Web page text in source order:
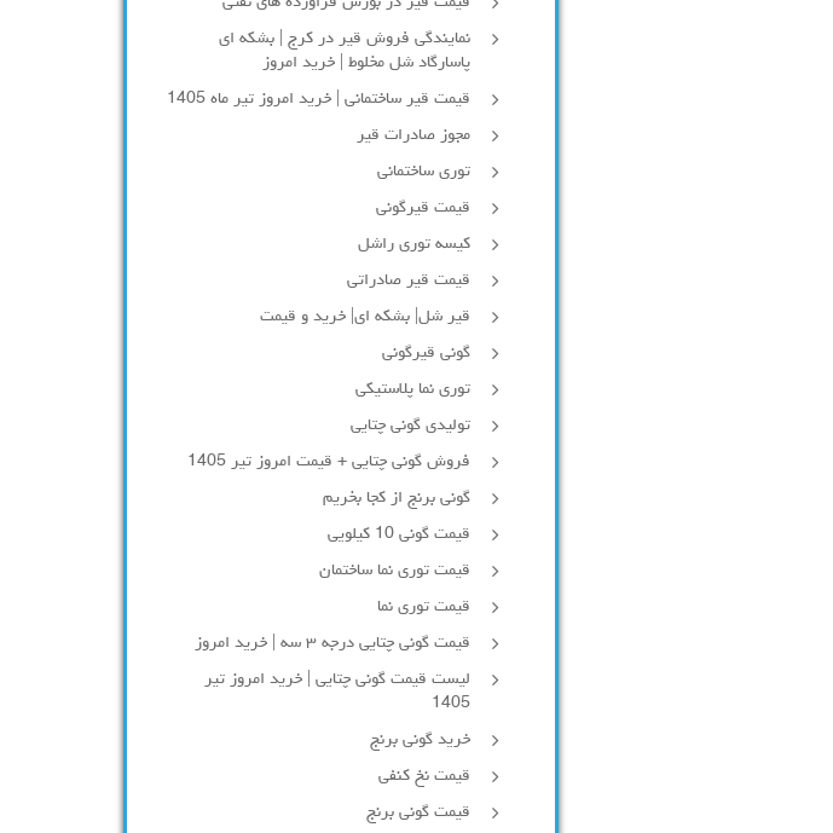
نمایندگی فروش قیر در کرج | بشکه ای
پاسارگاد شل مخلوط | خرید امروز
قیمت قیر ساختمانی | خرید امروز تیر ماه 1405
مجوز صادرات قیر
توری ساختمانی
قیمت قیرگونی
کیسه توری راشل
قیمت قیر صادراتی
قیر شل| بشکه ای| خرید و قیمت
گونی قیرگونی
توری نما پلاستیکی
تولیدی گونی چتایی
فروش گونی چتایی + قیمت امروز تیر 1405
گونی برنج از کجا بخریم
قیمت گونی 10 کیلویی
قیمت توری نما ساختمان
قیمت توری نما
قیمت گونی چتایی درجه ۳ سه | خرید امروز
لیست قیمت گونی چتایی | خرید امروز تیر
1405
خرید گونی برنج
قیمت نخ کنفی
قیمت گونی برنج